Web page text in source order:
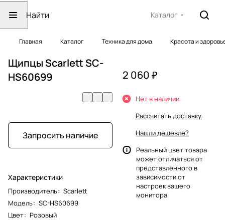
Каталог
Главная Каталог Техника для дома Красота и
Щипцы Scarlett SC-
HS60699
Запросить наличие
Характеристики
Производитель: Scarlett
Модель: SC-HS60699
Цвет: Розовый
2 060 ₽
Нет в наличии
Рассчитать доставку
Нашли дешевле?
Реальный цвет товара
может отличаться от
представленного в
зависимости от
настроек вашего
монитора